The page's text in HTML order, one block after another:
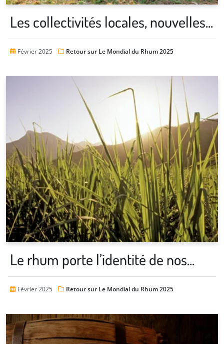
Les collectivités locales, nouvelles...
Février 2025 Retour sur Le Mondial du Rhum 2025
Le rhum porte l’identité de nos...
Février 2025 Retour sur Le Mondial du Rhum 2025